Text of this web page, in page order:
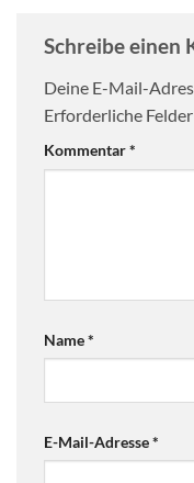
Schreibe einen
Deine E-Mail-
Erforderliche
Kommentar*
Name*
E-Mail-Adresse*